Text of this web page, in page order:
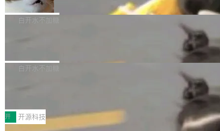
撑庞大支出的资金来源却呈现出截然不同的面
貌。数据显示，微软和 Meta 主要依托充沛的经
sh | bash 安装一个能在大项目里自动规划、写
代码、验证结果的 AI 终端工具。 据介绍，Muse
个主 agent 循环，外加一组后台 agent。这些后
准 AI 能力认知
机器出题的前提，是让机器拥有全局视野。整个
构建流程可以分为四个环节：建图 → 控制难度
白开水不加糖
库，并将作为transport接入Mooncake TENT。
MPComm将作为一种传输引擎接入Mooncake T
ENT，实现零拷贝传输性能提升30%、非零拷贝
白开水不加糖
型案例入选名单》，深信服“面向企业研发场景的
开源 AI 编程平台 CoStrict 应用”凭借卓越的技术
开 开源科技